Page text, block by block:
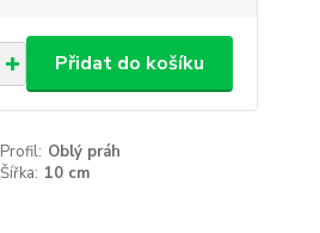
Přidat do košíku
Profil: Oblý práh
Šířka: 10 cm